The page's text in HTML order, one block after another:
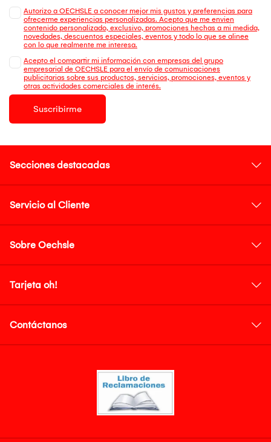
Autorizo a OECHSLE a conocer mejor mis gustos y preferencias para
ofrecerme experiencias personalizadas. Acepto que me envien
contenido personalizado, exclusivo, promociones hechas a mi medida,
novedades, descuentos especiales, eventos y todo lo que se alinee
con lo que realmente me interesa.
Acepto el compartir mi información con empresas del grupo
empresarial de OECHSLE para el envío de comunicaciones
publicitarias sobre sus productos, servicios, promociones, eventos y
otras actividades comerciales de interés.
Suscribirme
Secciones destacadas
Servicio al Cliente
Sobre Oechsle
Tarjeta oh!
Contáctanos